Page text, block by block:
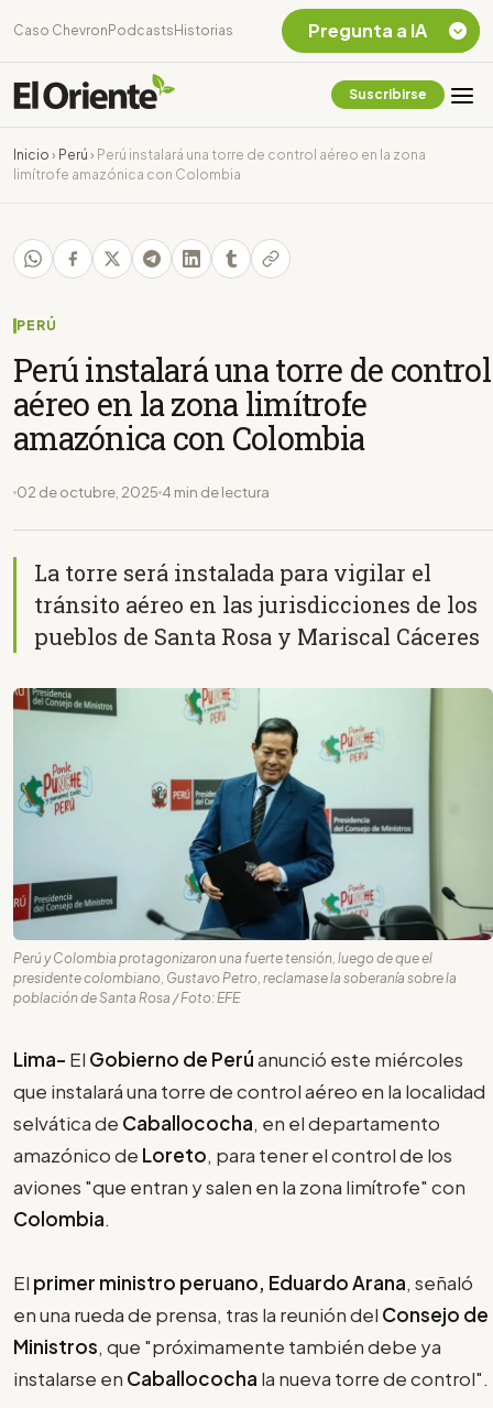
Caso Chevron Podcasts Historias
Suscribirse
Inicio › Perú › Perú instalará una torre de control aéreo en la zona
limítrofe amazónica con Colombia
PERÚ
Perú instalará una torre de control
aéreo en la zona limítrofe
amazónica con Colombia
02 de octubre, 2025 4 min de lectura
La torre será instalada para vigilar el
tránsito aéreo en las jurisdicciones de los
pueblos de Santa Rosa y Mariscal Cáceres
Perú y Colombia protagonizaron una fuerte tensión, luego de que el
presidente colombiano, Gustavo Petro, reclamase la soberanía sobre la
población de Santa Rosa / Foto: EFE
Lima- El Gobierno de Perúanunció este miércoles
que instalará una torre de control aéreo en la localidad
selvática de Caballococha, en el departamento
amazónico de Loreto, para tener el control de los
aviones "que entran y salen en la zona limítrofe" con
Colombia.
El primer ministro peruano, Eduardo Arana, señaló
en una rueda de prensa, tras la reunión del Consejo de
Ministros, que "próximamente también debe ya
instalarse en Caballococha la nueva torre de control".
Pregunta a IA
Chevron Ecuador